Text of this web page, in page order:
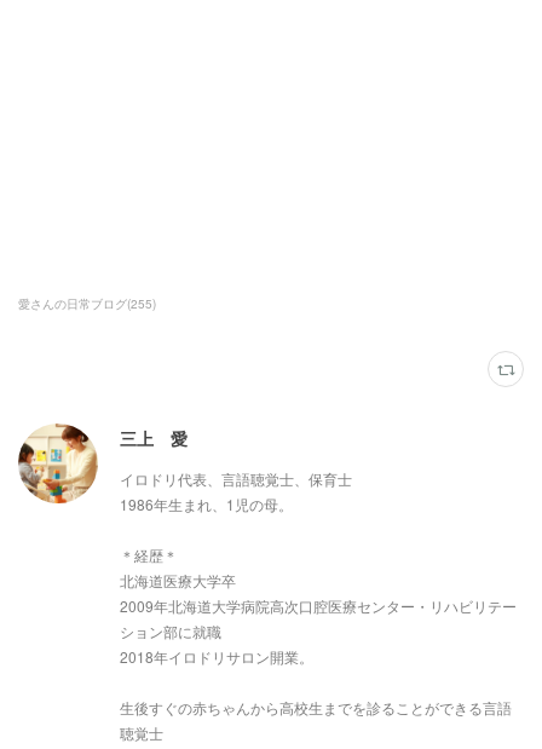
愛さんの日常ブログ(255)
三上 愛
イロドリ代表、言語聴覚士、保育士
1986年生まれ、1児の母。
＊経歴＊
北海道医療大学卒
2009年北海道大学病院高次口腔医療センター・リハビリテー
ション部に就職
2018年イロドリサロン開業。
生後すぐの赤ちゃんから高校生までを診ることができる言語
聴覚士